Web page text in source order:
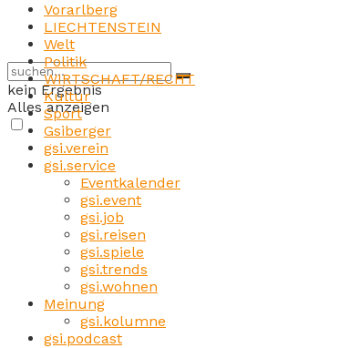
kein Ergebnis
Alles anzeigen
Vorarlberg
LIECHTENSTEIN
Welt
Politik
WIRTSCHAFT/RECHT
Kultur
Sport
Gsiberger
gsi.verein
gsi.service
Eventkalender
gsi.event
gsi.job
gsi.reisen
gsi.spiele
gsi.trends
gsi.wohnen
Meinung
gsi.kolumne
gsi.podcast